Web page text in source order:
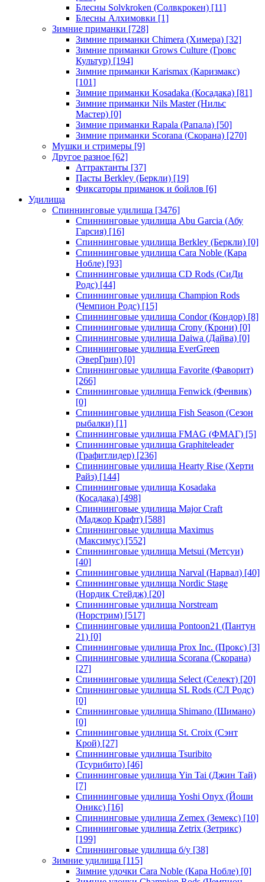
Блесны Solvkroken (Солвкрокен) [11]
Блесны Алхимовки [1]
Зимние приманки [728]
Зимние приманки Chimera (Химера) [32]
Зимние приманки Grows Culture (Гровс
Культур) [194]
Зимние приманки Karismax (Каризмакс)
[101]
Зимние приманки Kosadaka (Косадака) [81]
Зимние приманки Nils Master (Нильс
Мастер) [0]
Зимние приманки Rapala (Рапала) [50]
Зимние приманки Scorana (Скорана) [270]
Мушки и стримеры [9]
Другое разное [62]
Аттрактанты [37]
Пасты Berkley (Беркли) [19]
Фиксаторы приманок и бойлов [6]
Удилища
Спиннинговые удилища [3476]
Спиннинговые удилища Abu Garcia (Абу
Гарсия) [16]
Спиннинговые удилища Berkley (Беркли) [0]
Спиннинговые удилища Cara Noble (Кара
Нобле) [93]
Спиннинговые удилища CD Rods (СиДи
Родс) [44]
Спиннинговые удилища Champion Rods
(Чемпион Родс) [15]
Спиннинговые удилища Condor (Кондор) [8]
Спиннинговые удилища Crony (Крони) [0]
Спиннинговые удилища Daiwa (Дайва) [0]
Спиннинговые удилища EverGreen
(ЭверГрин) [0]
Спиннинговые удилища Favorite (Фаворит)
[266]
Спиннинговые удилища Fenwick (Фенвик)
[0]
Спиннинговые удилища Fish Season (Сезон
рыбалки) [1]
Спиннинговые удилища FMAG (ФМАГ) [5]
Спиннинговые удилища Graphiteleader
(Графитлидер) [236]
Спиннинговые удилища Hearty Rise (Херти
Райз) [144]
Спиннинговые удилища Kosadaka
(Косадака) [498]
Спиннинговые удилища Major Craft
(Маджор Крафт) [588]
Спиннинговые удилища Maximus
(Максимус) [552]
Спиннинговые удилища Metsui (Метсуи)
[40]
Спиннинговые удилища Narval (Нарвал) [40]
Спиннинговые удилища Nordic Stage
(Нордик Стейдж) [20]
Спиннинговые удилища Norstream
(Норстрим) [517]
Спиннинговые удилища Pontoon21 (Пантун
21) [0]
Спиннинговые удилища Prox Inc. (Прокс) [3]
Спиннинговые удилища Scorana (Скорана)
[27]
Спиннинговые удилища Select (Селект) [20]
Спиннинговые удилища SL Rods (СЛ Родс)
[0]
Спиннинговые удилища Shimano (Шимано)
[0]
Спиннинговые удилища St. Croix (Сэнт
Крой) [27]
Спиннинговые удилища Tsuribito
(Тсурибито) [46]
Спиннинговые удилища Yin Tai (Джин Тай)
[7]
Спиннинговые удилища Yoshi Onyx (Йоши
Оникс) [16]
Спиннинговые удилища Zemex (Земекс) [10]
Спиннинговые удилища Zetrix (Зетрикс)
[199]
Спиннинговые удилища б/у [38]
Зимние удилища [115]
Зимние удочки Cara Noble (Кара Нобле) [0]